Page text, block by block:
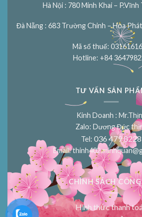
Hà Nội : 780 Minh Khai – P.Vĩnh
Đà Nẵng : 683 Trường Chinh – Hòa
Mã số thuế:
Hotline: +84
TƯ VẤN SẢN
Kinh Doanh :
Zalo: Dương Đức
Tel: 036 479 8228
Email:
CHÍNH SÁCH
Hình thức thanh